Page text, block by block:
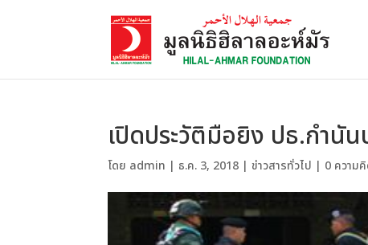
เปิดประวัติมือยิง ปธ.กำนั
โดย admin | ธ.ค. 3, 2018 |ข่าวสารทั่วไป | 0 ความ